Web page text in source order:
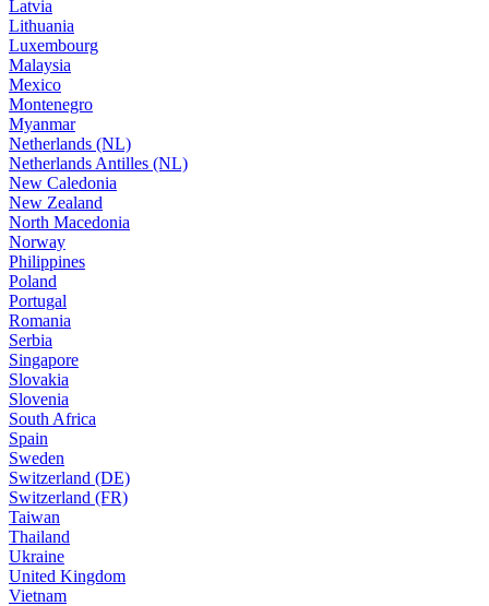
Latvia
Lithuania
Luxembourg
Malaysia
Mexico
Montenegro
Myanmar
Netherlands (NL)
Netherlands Antilles (NL)
New Caledonia
New Zealand
North Macedonia
Norway
Philippines
Poland
Portugal
Romania
Serbia
Singapore
Slovakia
Slovenia
South Africa
Spain
Sweden
Switzerland (DE)
Switzerland (FR)
Taiwan
Thailand
Ukraine
United Kingdom
Vietnam